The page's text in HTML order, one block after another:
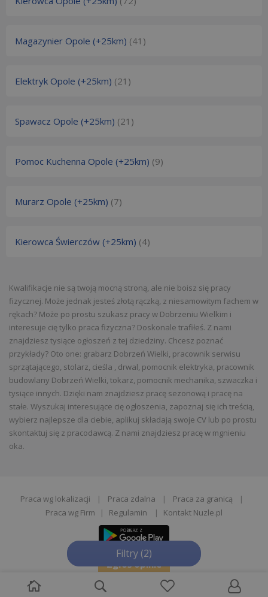
Filtry (2)
Magazynier Opole (+25km) (41)
Elektryk Opole (+25km) (21)
Spawacz Opole (+25km) (21)
Pomoc Kuchenna Opole (+25km) (9)
Murarz Opole (+25km) (7)
Kierowca Świerczów (+25km) (4)
Kwalifikacje nie są twoją mocną stroną, ale nie boisz się pracy
fizycznej. Może jednak jesteś złotą rączką, z niesamowitym fachem w
rękach? Może po prostu szukasz pracy w Dobrzeniu Wielkim i
interesuje cię tylko praca fizyczna? Doskonale trafiłeś. Z nami
znajdziesz tysiące ogłoszeń z tej dziedziny. Chcesz poznać
przykłady? Oto one: grabarz Dobrzeń Wielki, pracownik serwisu
sprzątającego, stolarz, cieśla , drwal, pomocnik elektryka, pracownik
budowlany Dobrzeń Wielki, tokarz, pomocnik mechanika, szwaczka i
tysiące innych. Dzięki nam znajdziesz pracę sezonową i pracę na
stałe. Wyszukaj interesujące cię ogłoszenia, zapoznaj się ich treścią,
wybierz najlepsze dla ciebie, aplikuj składają swoje CV lub po prostu
skontaktuj się z pracodawcą. Z nami znajdziesz pracę w mgnieniu
oka.
Praca wg lokalizacji | Praca zdalna | Praca za granicą
|
Praca wg Firm
| Regulamin | Kontakt Nuzle.pl
Zgłoś opinie